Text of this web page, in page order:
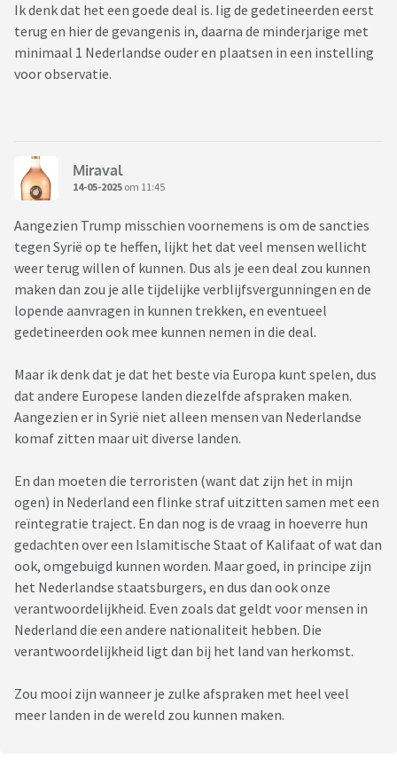
Ik denk dat het een goede deal is. Iig de gedetineerden eerst
terug en hier de gevangenis in, daarna de minderjarige met
minimaal 1 Nederlandse ouder en plaatsen in een instelling
voor observatie.
Miraval
14-05-2025 om 11:45
Aangezien Trump misschien voornemens is om de sancties
tegen Syrië op te heffen, lijkt het dat veel mensen wellicht
weer terug willen of kunnen. Dus als je een deal zou kunnen
maken dan zou je alle tijdelijke verblijfsvergunningen en de
lopende aanvragen in kunnen trekken, en eventueel
gedetineerden ook mee kunnen nemen in die deal.
Maar ik denk dat je dat het beste via Europa kunt spelen, dus
dat andere Europese landen diezelfde afspraken maken.
Aangezien er in Syrië niet alleen mensen van Nederlandse
komaf zitten maar uit diverse landen.
En dan moeten die terroristen (want dat zijn het in mijn
ogen) in Nederland een flinke straf uitzitten samen met een
reïntegratie traject. En dan nog is de vraag in hoeverre hun
gedachten over een Islamitische Staat of Kalifaat of wat dan
ook, omgebuigd kunnen worden. Maar goed, in principe zijn
het Nederlandse staatsburgers, en dus dan ook onze
verantwoordelijkheid. Even zoals dat geldt voor mensen in
Nederland die een andere nationaliteit hebben. Die
verantwoordelijkheid ligt dan bij het land van herkomst.
Zou mooi zijn wanneer je zulke afspraken met heel veel
meer landen in de wereld zou kunnen maken.